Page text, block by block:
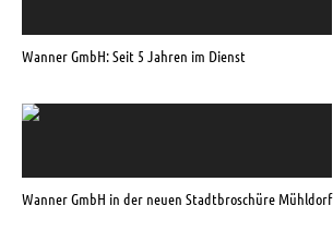
Wanner GmbH: Seit 5 Jahren im Dienst
Wanner GmbH in der neuen Stadtbroschüre Mühldorf